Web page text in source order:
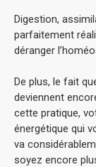
Digestion,
parfaitement
déranger
De plus, le fait
deviennent
cette pratique,
énergétique qui
va
soyez encore